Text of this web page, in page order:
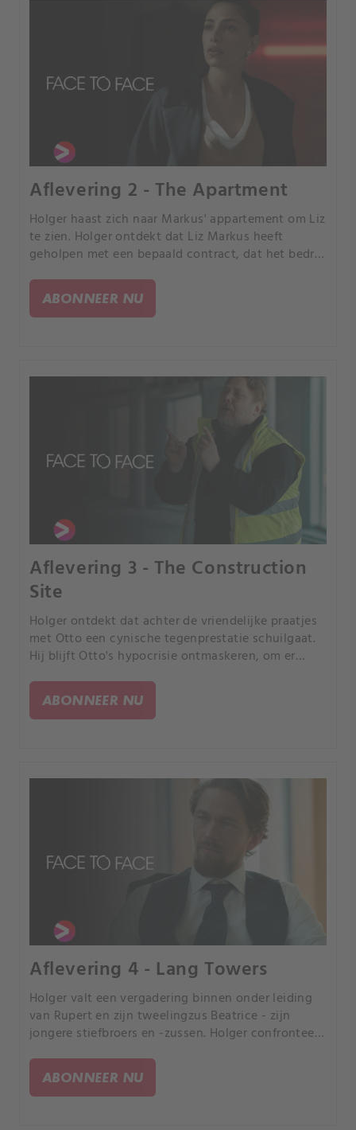
Aflevering 2 - The Apartment
Holger haast zich naar Markus' appartement om Liz
te zien. Holger ontdekt dat Liz Markus heeft
geholpen met een bepaald contract, dat het bedrijf
ABONNEER NU
Aflevering 3 - The Construction
Site
Holger ontdekt dat achter de vriendelijke praatjes
met Otto een cynische tegenprestatie schuilgaat.
Hij blijft Otto's hypocrisie ontmaskeren, om er
steek heeft gelaten.
ABONNEER NU
Aflevering 4 - Lang Towers
Holger valt een vergadering binnen onder leiding
van Rupert en zijn tweelingzus Beatrice - zijn
jongere stiefbroers en -zussen. Holger confronteert
ABONNEER NU